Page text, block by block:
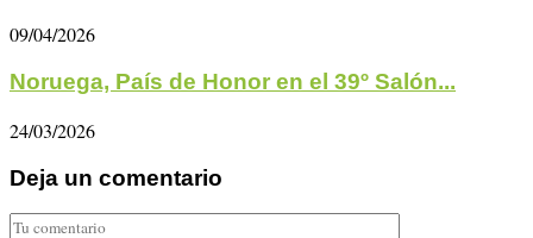
09/04/2026
Noruega, País de Honor en el 39º Salón...
24/03/2026
Deja un comentario